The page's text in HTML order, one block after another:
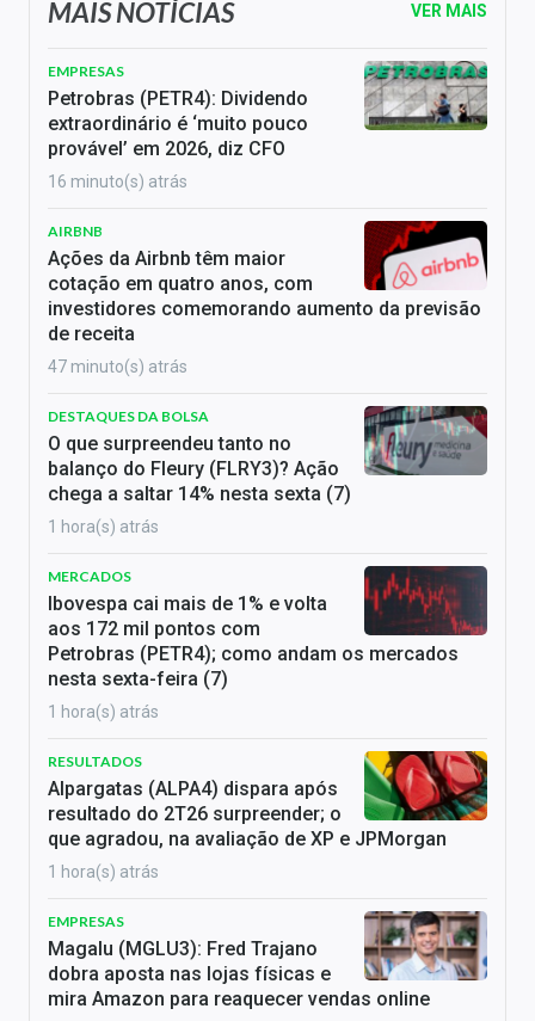
MAIS NOTÍCIAS VER MAIS
EMPRESAS
Petrobras (PETR4): Dividendo
extraordinário é ‘muito pouco
provável’ em 2026, diz CFO
16 minuto(s) atrás
AIRBNB
Ações da Airbnb têm maior
cotação em quatro anos, com
investidores comemorando aumento da previsão
de receita
47 minuto(s) atrás
DESTAQUES DA BOLSA
O que surpreendeu tanto no
balanço do Fleury (FLRY3)? Ação
chega a saltar 14% nesta sexta (7)
1 hora(s) atrás
MERCADOS
Ibovespa cai mais de 1% e volta
aos 172 mil pontos com
Petrobras (PETR4); como andam os mercados
nesta sexta-feira (7)
1 hora(s) atrás
RESULTADOS
Alpargatas (ALPA4) dispara após
resultado do 2T26 surpreender; o
que agradou, na avaliação de XP e JPMorgan
1 hora(s) atrás
EMPRESAS
Magalu (MGLU3): Fred Trajano
dobra aposta nas lojas físicas e
mira Amazon para reaquecer vendas online